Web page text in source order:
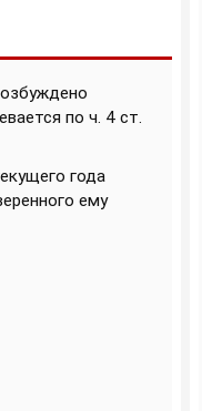
по ч. 4 ст.
года
ему